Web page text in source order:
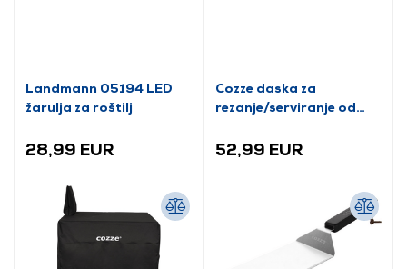
Landmann 05194 LED
žarulja za roštilj
28,99 EUR
Cozze daska za
rezanje/serviranje od
52,99 EUR